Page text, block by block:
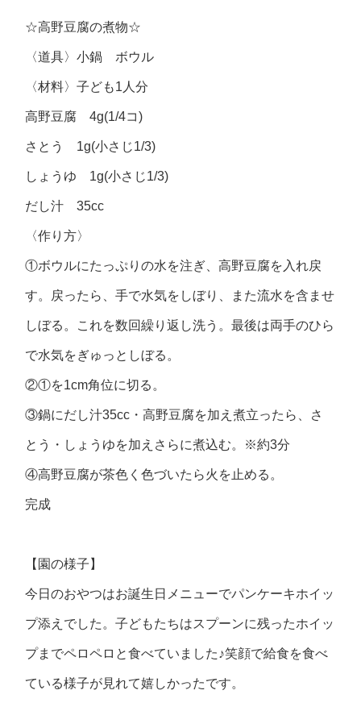
☆高野豆腐の煮物☆
〈道具〉小鍋 ボウル
〈材料〉子ども1人分
高野豆腐 4g(1/4コ)
さとう 1g(小さじ1/3)
しょうゆ 1g(小さじ1/3)
だし汁 35cc
〈作り方〉
①ボウルにたっぷりの水を注ぎ、高野豆腐を入れ戻
す。戻ったら、手で水気をしぼり、また流水を含ませ
しぼる。これを数回繰り返し洗う。最後は両手のひら
で水気をぎゅっとしぼる。
②①を1cm角位に切る。
③鍋にだし汁35cc・高野豆腐を加え煮立ったら、さ
とう・しょうゆを加えさらに煮込む。※約3分
④高野豆腐が茶色く色づいたら火を止める。
完成
【園の様子】
今日のおやつはお誕生日メニューでパンケーキホイッ
プ添えでした。子どもたちはスプーンに残ったホイッ
プまでペロペロと食べていました♪笑顔で給食を食べ
ている様子が見れて嬉しかったです。